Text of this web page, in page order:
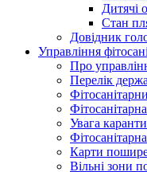
Дитячі
Стан
Довідник
Управління
Про
Перелік
Увага
Карти
Вільні зони